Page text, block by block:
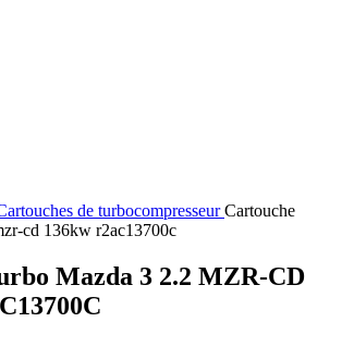
de turbocompresseurCartouche
cd 136kw r2ac13700c
Mazda 3 2.2 MZR-CD